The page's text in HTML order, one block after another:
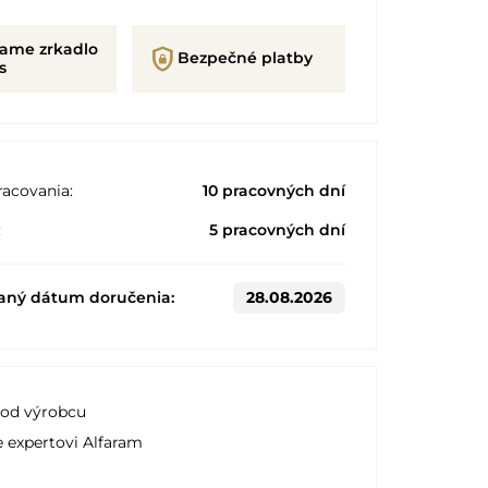
zrkadlo
shield_lock Bezpečné platby
10 pracovných dní
5 pracovných dní
dátum doručenia: 28.08.2026
výrobcu
expertovi Alfaram